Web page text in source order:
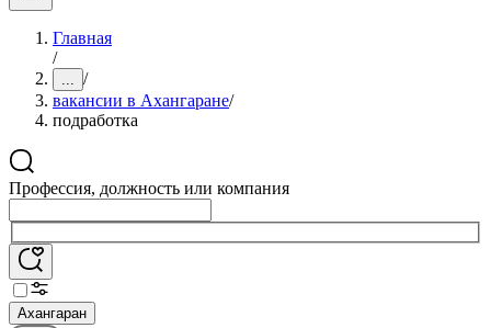
Главная
/
... /
вакансии в Ахангаране/
подработка
Профессия, должность или компания
Ахангаран